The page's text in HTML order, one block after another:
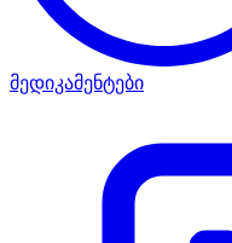
მედიკამენტები